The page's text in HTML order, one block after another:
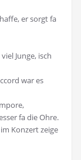
er sorgt fa
Junge, isch
war es
fa die Ohre.
Konzert zeige